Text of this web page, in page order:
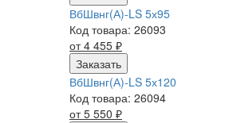
ВбШвнг(А)-LS 5х95
Код товара: 26093
от 4 455 ₽
Заказать
ВбШвнг(А)-LS 5х120
Код товара: 26094
от 5 550 ₽